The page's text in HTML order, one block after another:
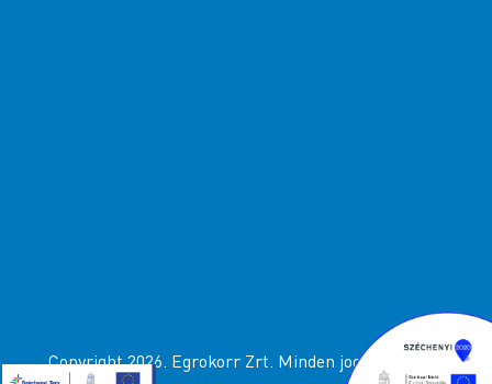
Copyright 2026. Egrokorr Zrt. Minden jog fenttartva